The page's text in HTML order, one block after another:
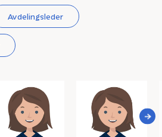
Avdelingsleder